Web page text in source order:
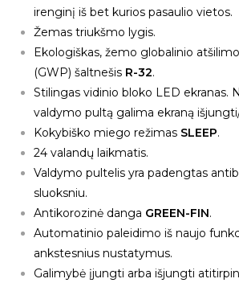
irenginį iš bet kurios pasaulio vietos.
Žemas triukšmo lygis.
Ekologiškas, žemo globalinio
(GWP) šaltnešis R-32.
Stilingas vidinio bloko LED ekranas.
valdymo pultą galima ekraną
Kokybiško miego režimas SLEEP.
24 valandų laikmatis.
Valdymo pultelis yra padengtas
sluoksniu.
Antikorozinė danga GREEN-FIN.
Automatinio paleidimo iš naujo
ankstesnius nustatymus.
Galimybė įjungti arba išjungti